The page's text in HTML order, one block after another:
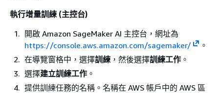
執行增量訓練 (主控台)
開啟 Amazon SageMaker AI 主控台，網址為
https://console.aws.amazon.com/sagemaker/
。
在導覽窗格中，選擇訓練 ，然後選擇訓練工作 。
選擇建立訓練工作 。
提供訓練任務的名稱。名稱在 AWS 帳戶中的 AWS 區